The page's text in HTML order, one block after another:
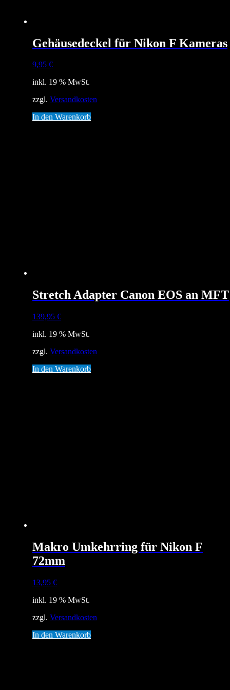
Gehäusedeckel für Nikon F Kameras
9,95 €
inkl. 19 % MwSt.
zzgl. Versandkosten
In den Warenkorb
Stretch Adapter Canon EOS an MFT
139,95 €
inkl. 19 % MwSt.
zzgl. Versandkosten
In den Warenkorb
Makro Umkehrring für Nikon F
72mm
13,95 €
inkl. 19 % MwSt.
zzgl. Versandkosten
In den Warenkorb